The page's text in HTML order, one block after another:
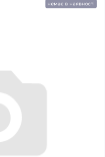
немає в наявності